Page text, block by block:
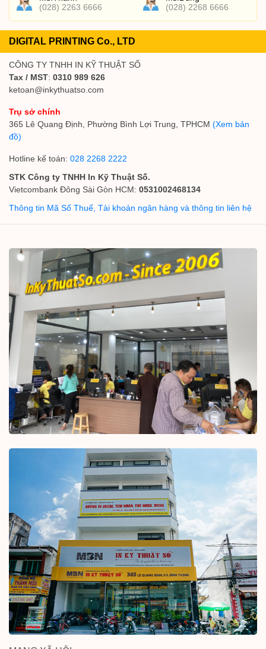
(028) 2263 6666
(028) 2268 6666
DIGITAL PRINTING Co., LTD
CÔNG TY TNHH IN KỸ THUẬT SỐ
Tax / MST: 0310 989 626
ketoan@inkythuatso.com
Trụ sở chính
365 Lê Quang Định, Phường Bình Lợi Trung, TPHCM (Xem bản
đồ)
Hotline kế toán: 028 2268 2222
STK Công ty TNHH In Kỹ Thuật Số.
Vietcombank Đông Sài Gòn HCM: 0531002468134
Thông tin Mã Số Thuế, Tài khoản ngân hàng và thông tin liên hệ